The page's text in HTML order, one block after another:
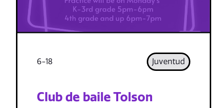
6-18 Juventud
Club de baile Tolson